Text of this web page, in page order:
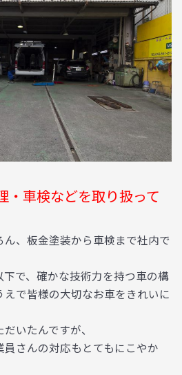
・車検などを取り扱って
、板金塗装から車検まで社内で
で、確かな技術力を持つ車の構
で皆様の大切なお車をきれいに
いたんですが、
さんの対応もとてもにこやか